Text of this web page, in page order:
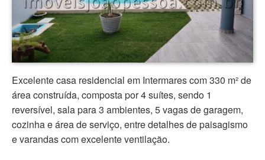
Excelente casa residencial em Intermares com 330 m² de
área construída, composta por 4 suítes, sendo 1
reversível, sala para 3 ambientes, 5 vagas de garagem,
cozinha e área de serviço, entre detalhes de paisagismo
e varandas com excelente ventilação.